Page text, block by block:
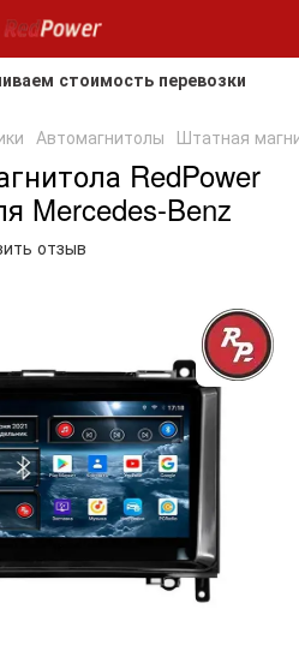
перевозки до
Автомагнитолы Штатная
RedPower
Mercedes-Benz
отзыв